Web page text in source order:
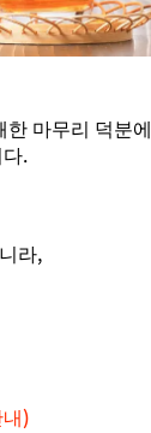
마무리 덕분에
.
라,
)